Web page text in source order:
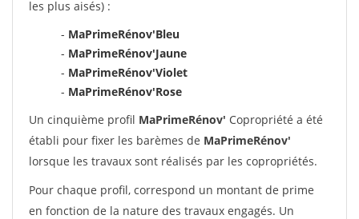
les plus aisés) :
- MaPrimeRénov'Bleu
- MaPrimeRénov'Jaune
- MaPrimeRénov'Violet
- MaPrimeRénov'Rose
Un cinquième profil MaPrimeRénov' Copropriété a été
établi pour fixer les barèmes de MaPrimeRénov'
lorsque les travaux sont réalisés par les copropriétés.
Pour chaque profil, correspond un montant de prime
en fonction de la nature des travaux engagés. Un